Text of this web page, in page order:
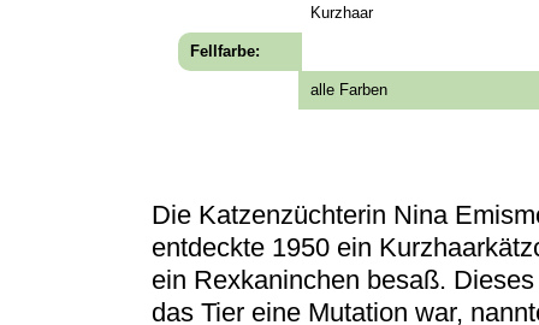
Kurzhaar
Fellfarbe:
alle Farben
Die Katzenzüchterin Nina
entdeckte 1950 ein
ein Rexkaninchen besaß.
das Tier eine Mutation war,